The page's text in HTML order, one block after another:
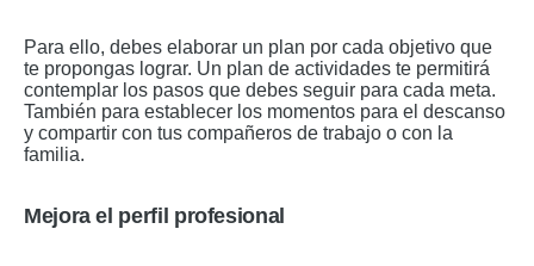
Para ello, debes elaborar un plan por cada objetivo que
te propongas lograr. Un plan de actividades te permitirá
contemplar los pasos que debes seguir para cada meta.
También para establecer los momentos para el descanso
y compartir con tus compañeros de trabajo o con la
familia.
Mejora el perfil profesional